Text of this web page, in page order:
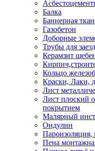
Балка
Баннерная
Газобетон
Доборные
Трубы для
Керамзит
Кольцо
Краски, Лаки,
Лист
Лист плоский
покрытием
Малярный
Ондулин
Пароизоляция,
Пена